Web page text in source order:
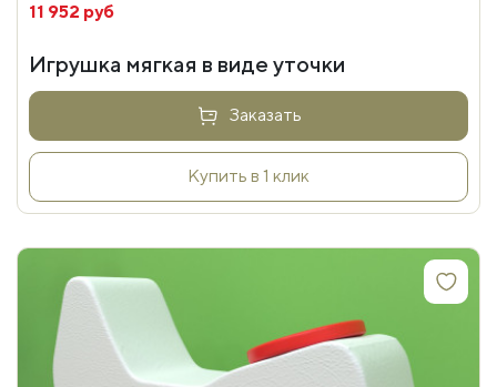
11 952 руб
Игрушка мягкая в виде уточки
Заказать
Купить в 1 клик